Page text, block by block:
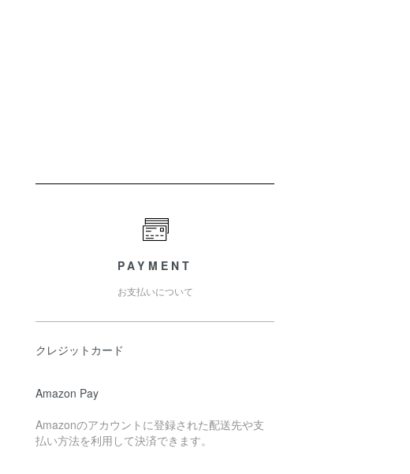
PAYMENT
お支払いについて
クレジットカード
Amazon Pay
Amazonのアカウントに登録された配送先や支
払い方法を利用して決済できます。